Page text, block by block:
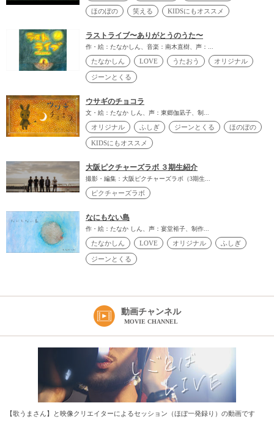
ほのぼの 笑える KIDSにもオススメ
ラストライブ〜ありがとうのうた〜
作・絵：たなかしん、音楽：南木直樹、声：...
たなかしん LOVE うたおう オリジナル
ジーンとくる
ウサギのチョコラ
文・絵：たなか しん、声：東郷伽凪子、制...
オリジナル ふしぎ ジーンとくる ほのぼの
KIDSにもオススメ
大阪ピクチャーズラボ ３期生紹介
撮影・編集：大阪ピクチャーズラボ（3期生...
ピクチャーズラボ
なにもない島
作・絵：たなか しん、声：宴堂裕子、制作...
たなかしん LOVE オリジナル ふしぎ
ジーンとくる
動画チャンネル
MOVIE CHANNEL
【歌うまさん】と映像クリエイターによるセッション（ほぼ一発録り）の動画です